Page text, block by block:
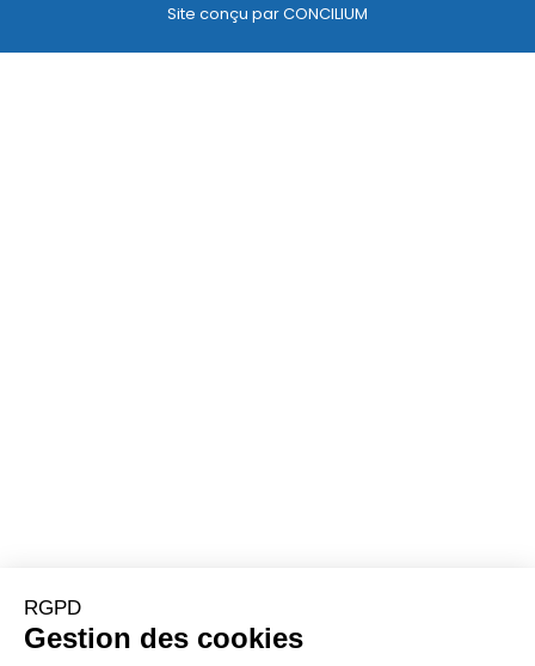
Site conçu par CONCILIUM